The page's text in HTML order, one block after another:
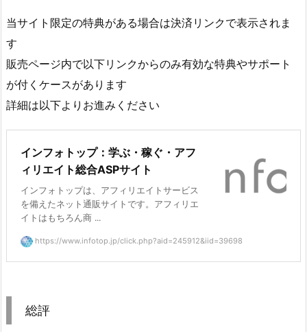
当サイト限定の特典がある場合は決済リンクで表示されま
す
販売ページ内で以下リンクからのみ有効な特典やサポート
が付くケースがあります
詳細は以下よりお進みください
インフォトップ：学ぶ・稼ぐ・アフ
ィリエイト総合ASPサイト
インフォトップは、アフィリエイトサービス
を備えたネット通販サイトです。アフィリエ
イトはもちろん商 ...
https://www.infotop.jp/click.php?aid=245912&iid=39698
総評